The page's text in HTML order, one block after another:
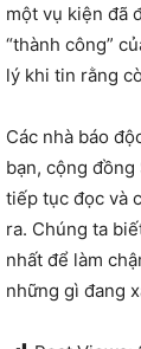
một vụ kiện đã
“thành công”
lý khi tin rằng
Các nhà báo
bạn, cộng
tiếp tục đọc và
ra. Chúng ta
nhất để làm
những gì đang